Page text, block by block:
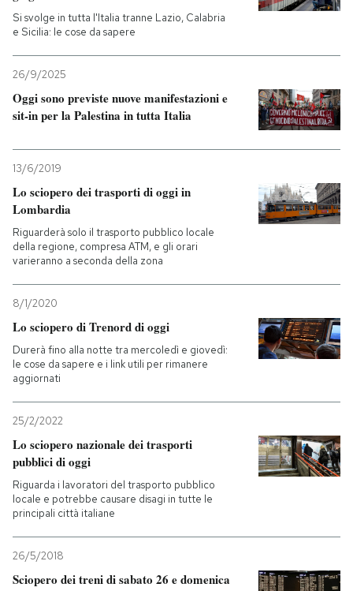
Si svolge in tutta l'Italia tranne Lazio, Calabria
e Sicilia: le cose da sapere
26/9/2025
Oggi sono previste nuove manifestazioni e
sit-in per la Palestina in tutta Italia
13/6/2019
Lo sciopero dei trasporti di oggi in
Lombardia
Riguarderà solo il trasporto pubblico locale
della regione, compresa ATM, e gli orari
varieranno a seconda della zona
8/1/2020
Lo sciopero di Trenord di oggi
Durerà fino alla notte tra mercoledì e giovedì:
le cose da sapere e i link utili per rimanere
aggiornati
25/2/2022
Lo sciopero nazionale dei trasporti
pubblici di oggi
Riguarda i lavoratori del trasporto pubblico
locale e potrebbe causare disagi in tutte le
principali città italiane
26/5/2018
Sciopero dei treni di sabato 26 e domenica